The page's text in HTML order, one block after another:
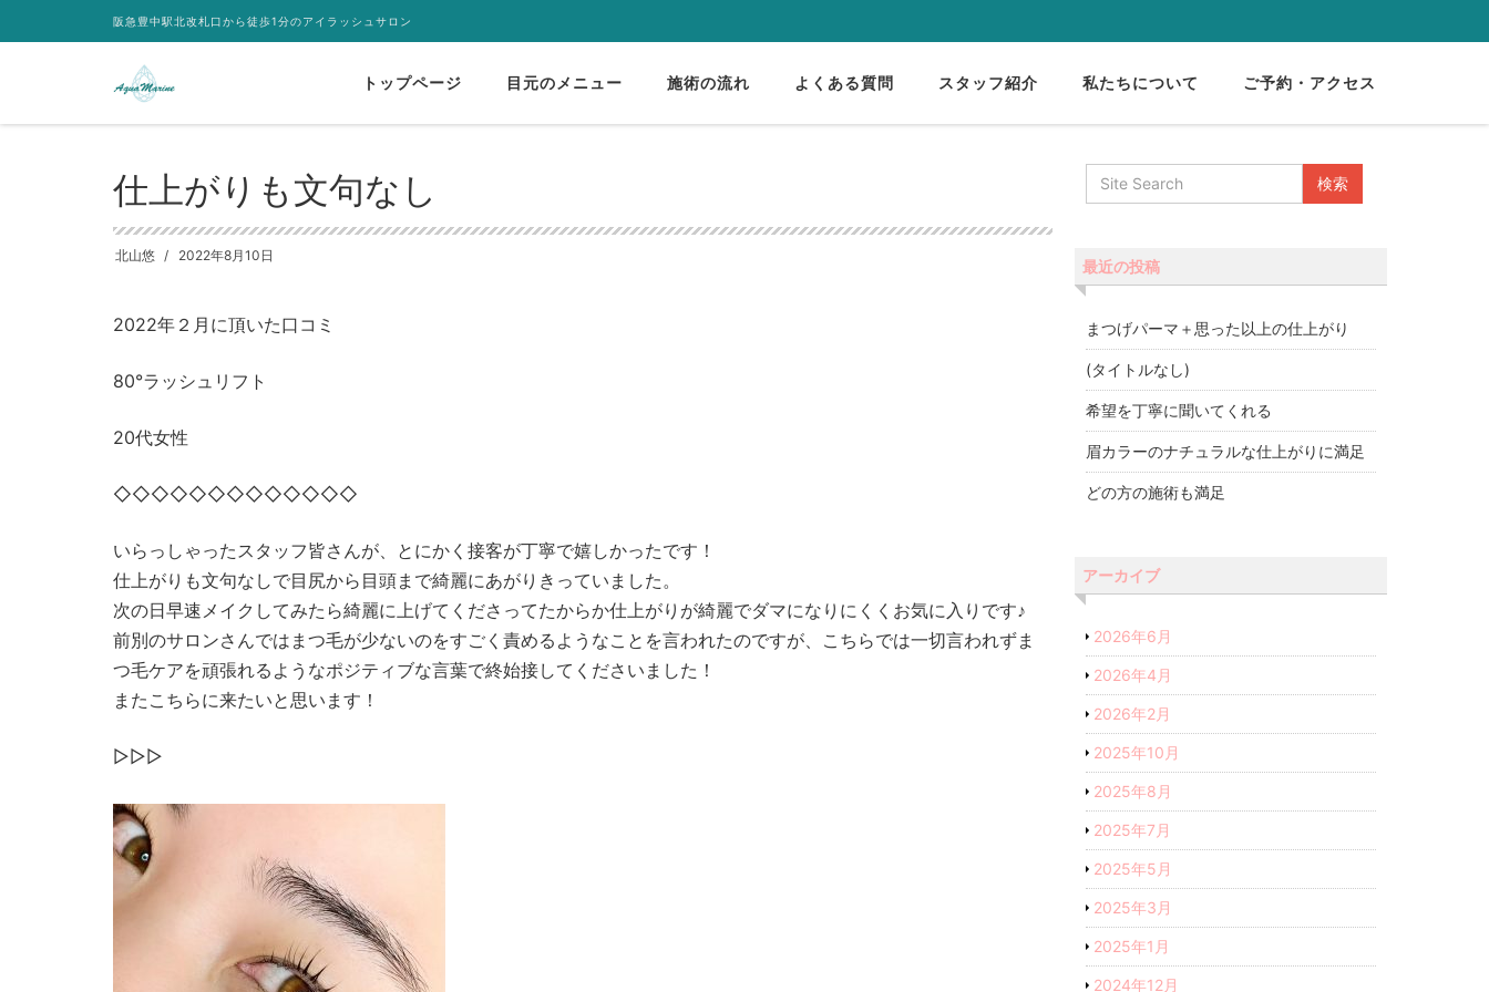
阪急豊中駅北改札口から徒歩1分のアイラッシュサロン
トップページ 目元のメニュー 施術の流れ よくある質問 スタッフ紹介 私たちについて ご予約・アクセス
HOME
仕上がりも文句なし
北山悠 2022年8月10日
2022年２月に頂いた口コミ
80°ラッシュリフト
20代女性
◇◇◇◇◇◇◇◇◇◇◇◇◇
いらっしゃったスタッフ皆さんが、とにかく接客が丁寧で嬉しかったです！
仕上がりも文句なしで目尻から目頭まで綺麗にあがりきっていました。
次の日早速メイクしてみたら綺麗に上げてくださってたからか仕上がりが綺麗でダマになりにくくお気に入りです♪
前別のサロンさんではまつ毛が少ないのをすごく責めるようなことを言われたのですが、こちらでは一切言われずま
つ毛ケアを頑張れるようなポジティブな言葉で終始接してくださいました！
またこちらに来たいと思います！
▷▷▷
最近の投稿
まつげパーマ＋思った以上の仕上がり
(タイトルなし)
希望を丁寧に聞いてくれる
眉カラーのナチュラルな仕上がりに満足
どの方の施術も満足
アーカイブ
2026年6月
2026年4月
2026年2月
2025年10月
2025年8月
2025年7月
2025年5月
2025年3月
2025年1月
2024年12月